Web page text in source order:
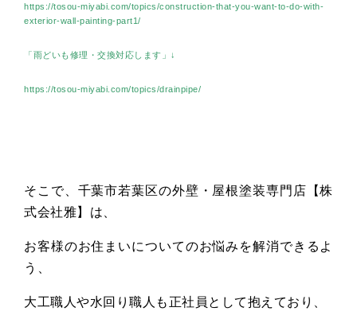
https://tosou-miyabi.com/topics/construction-that-you-want-to-do-with-
exterior-wall-painting-part1/
「雨どいも修理・交換対応します」↓
https://tosou-miyabi.com/topics/drainpipe/
そこで、千葉市若葉区の外壁・屋根塗装専門店【株
式会社雅】は、
お客様のお住まいについてのお悩みを解消できるよ
う、
大工職人や水回り職人も正社員として抱えており、